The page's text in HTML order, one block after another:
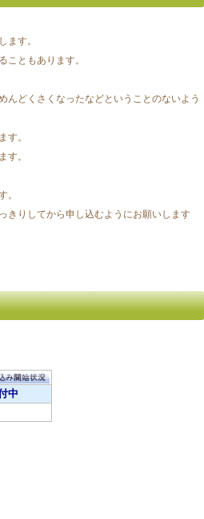
ます。
こともあります。
んどくさくなったなどということのないよう
す。
す。
。
きりしてから申し込むようにお願いします